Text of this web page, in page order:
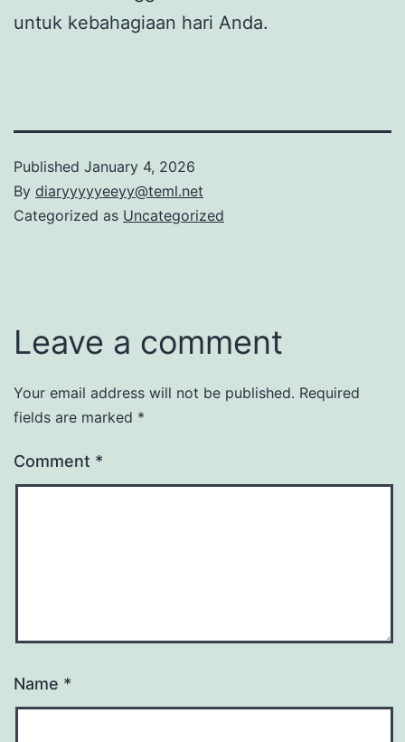
untuk kebahagiaan hari Anda.
Published January 4, 2026
By diaryyyyyeeyy@teml.net
Categorized as Uncategorized
Leave a comment
Your email address will not be published. Required
fields are marked *
Comment *
Name *